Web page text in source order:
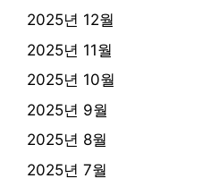
2025년 12월
2025년 11월
2025년 10월
2025년 9월
2025년 8월
2025년 7월